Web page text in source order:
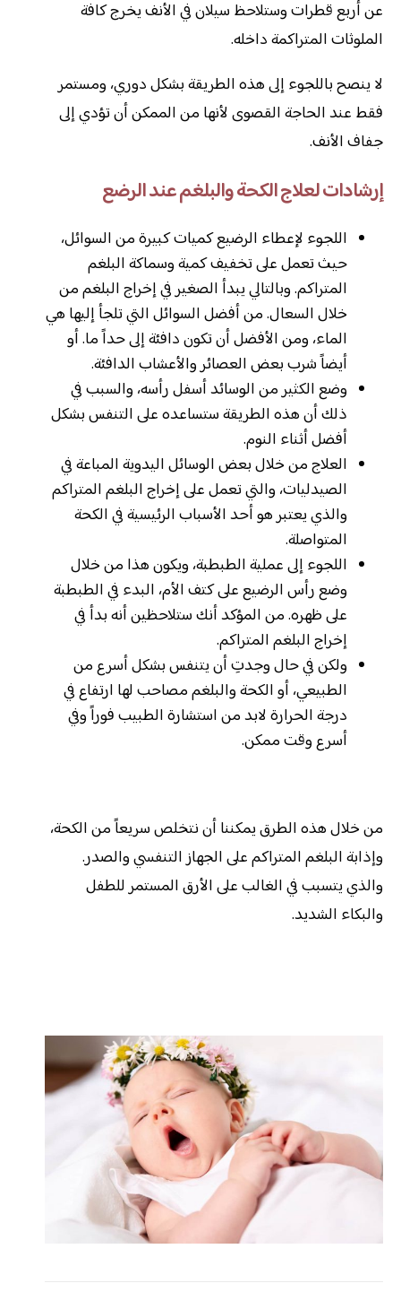
عن أربع قطرات وستلاحظ سيلان في الأنف يخرج كافة
الملوثات المتراكمة داخله.
لا ينصح باللجوء إلى هذه الطريقة بشكل دوري، ومستمر
فقط عند الحاجة القصوى لأنها من الممكن أن تؤدي إلى
جفاف الأنف.
إرشادات لعلاج الكحة والبلغم عند الرضع
اللجوء لإعطاء الرضيع كميات كبيرة من السوائل،
حيث تعمل على تخفيف كمية وسماكة البلغم
المتراكم. وبالتالي يبدأ الصغير في إخراج البلغم من
خلال السعال. من أفضل السوائل التي تلجأ إليها هي
الماء، ومن الأفضل أن تكون دافئة إلى حداً ما. أو
أيضاً شرب بعض العصائر والأعشاب الدافئة.
وضع الكثير من الوسائد أسفل رأسه، والسبب في
ذلك أن هذه الطريقة ستساعده على التنفس بشكل
أفضل أثناء النوم.
العلاج من خلال بعض الوسائل اليدوية المباعة في
الصيدليات، والتي تعمل على إخراج البلغم المتراكم
والذي يعتبر هو أحد الأسباب الرئيسية في الكحة
المتواصلة.
اللجوء إلى عملية الطبطبة، ويكون هذا من خلال
وضع رأس الرضيع على كتف الأم، البدء في الطبطبة
على ظهره. من المؤكد أنك ستلاحظين أنه بدأ في
إخراج البلغم المتراكم.
ولكن في حال وجدتِ أن يتنفس بشكل أسرع من
الطبيعي، أو الكحة والبلغم مصاحب لها ارتفاع في
درجة الحرارة لابد من استشارة الطبيب فوراً وفي
أسرع وقت ممكن.
من خلال هذه الطرق يمكننا أن نتخلص سريعاً من الكحة،
وإذابة البلغم المتراكم على الجهاز التنفسي والصدر.
والذي يتسبب في الغالب على الأرق المستمر للطفل
والبكاء الشديد.